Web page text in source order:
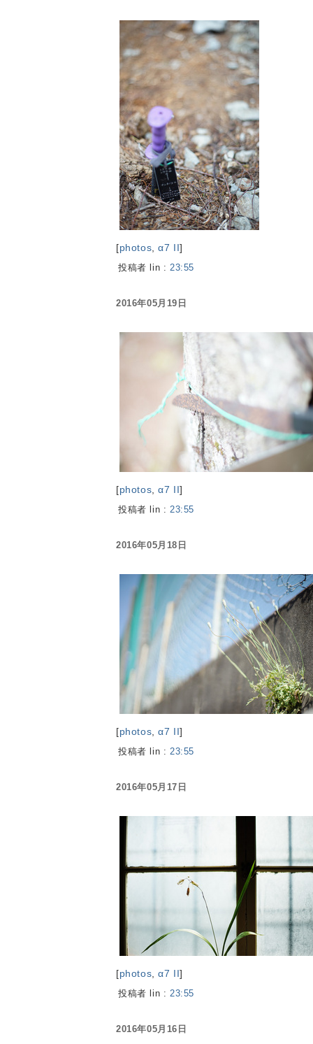
[photos ,α7 II]
投稿者 lin : 23:55
2016年05月19日
[photos ,α7 II]
投稿者 lin : 23:55
2016年05月18日
[photos ,α7 II]
投稿者 lin : 23:55
2016年05月17日
[photos ,α7 II]
投稿者 lin : 23:55
2016年05月16日